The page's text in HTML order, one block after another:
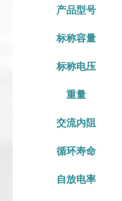
产品型号
标称容量
标称电压
重量
交流内阻
循环寿命
自放电率